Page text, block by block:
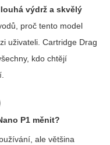
výdrž a skvělý
proč tento model
uživateli. Cartridge Drag
kdo chtějí
P1 měnit?
ale většina